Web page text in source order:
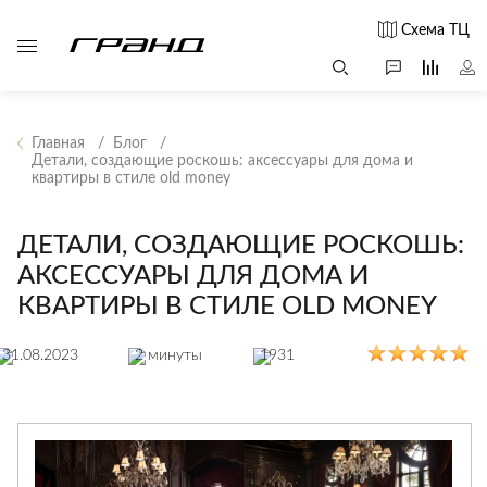
Схема ТЦ
Все столы и
Журнальные
столы
Консоли
столики
Письменные
столы
Мягкая
Диваны
Кресла и мешки
Пуфы и
Аксессуары для
сада
Люстры
Настольные
лампы
Потолочные
светильники
ленты
Споты
Главная
Блог
Детали, создающие роскошь: аксессуары для дома и
квартиры в стиле old money
ДЕТАЛИ, СОЗДАЮЩИЕ РОСКОШЬ:
АКСЕССУАРЫ ДЛЯ ДОМА И
КВАРТИРЫ В СТИЛЕ OLD MONEY
31.08.2023 2 минуты 1931